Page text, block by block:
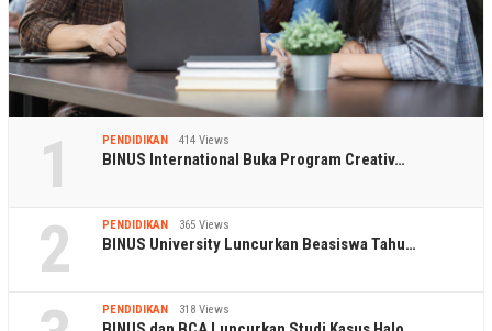
1 PENDIDIKAN 414 Views
BINUS International Buka Program Creativ…
2 PENDIDIKAN 365 Views
BINUS University Luncurkan Beasiswa Tahu…
PENDIDIKAN 318 Views